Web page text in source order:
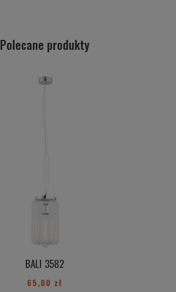
Polecane produkty
BALI 3582
65,00 zł